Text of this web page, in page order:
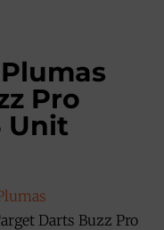
Pro
Unit
Darts Buzz Pro